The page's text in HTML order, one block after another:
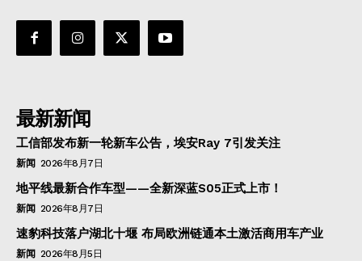
最新新闻
工信部发布新一轮新车公告，埃安Ray 7引发关注
新闻 2026年8月7日
地平线最新合作车型——全新深蓝S05正式上市！
新闻 2026年8月7日
速豹科技落户湖北十堰 布局欧洲链通本土激活商用车产业
新闻 2026年8月5日